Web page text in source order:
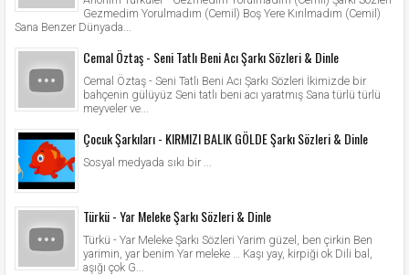
Gezmedim Yorulmadım (Cemil) Boş Yere Kırılmadım (Cemil)
Sana Benzer Dünyada...
Cemal Öztaş - Seni Tatlı Beni Acı Şarkı Sözleri & Dinle
Cemal Öztaş - Seni Tatlı Beni Acı Şarkı Sözleri İkimizde bir
bahçenin gülüyüz Seni tatlı beni acı yaratmış Sana türlü türlü
meyveler ve...
Çocuk Şarkıları - KIRMIZI BALIK GÖLDE Şarkı Sözleri & Dinle
Sosyal medyada sıkı bir ...
Türkü - Yar Meleke Şarkı Sözleri & Dinle
Türkü - Yar Meleke Şarkı Sözleri Yarim güzel, ben çirkin Ben
yarimin, yar benim Yar meleke … Kaşı yay, kirpiği ok Dili bal,
aşığı çok G...